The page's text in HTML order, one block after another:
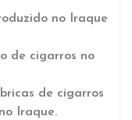
no Iraque
de cigarros no
de cigarros
Iraque.